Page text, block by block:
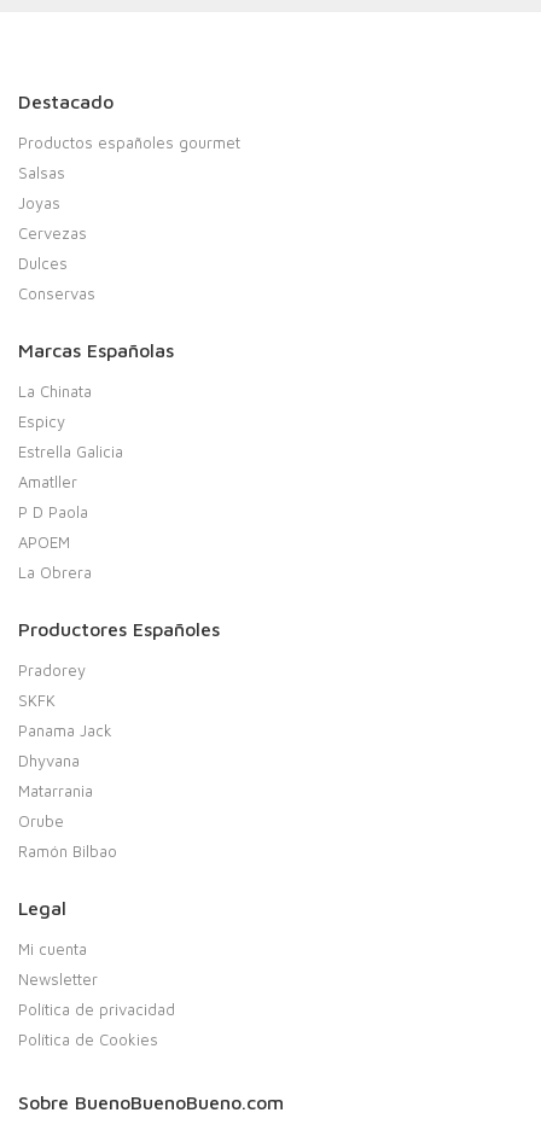
Destacado
Productos españoles gourmet
Salsas
Joyas
Cervezas
Dulces
Conservas
Marcas Españolas
La Chinata
Espicy
Estrella Galicia
Amatller
P D Paola
APOEM
La Obrera
Productores Españoles
Pradorey
SKFK
Panama Jack
Dhyvana
Matarrania
Orube
Ramón Bilbao
Legal
Mi cuenta
Newsletter
Política de privacidad
Política de Cookies
Sobre BuenoBuenoBueno.com